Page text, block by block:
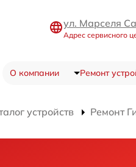
ул. Марселя
Адрес сервисного
О компании Ремонт
устройств Ремонт